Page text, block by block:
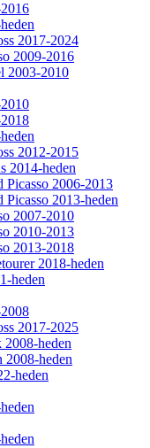
2017-2024
2009-2016
2003-2010
2012-2015
2014-heden
Picasso 2006-2013
2013-heden
2007-2010
2010-2013
2013-2018
2018-heden
heden
2017-2025
heden
2008-heden
heden